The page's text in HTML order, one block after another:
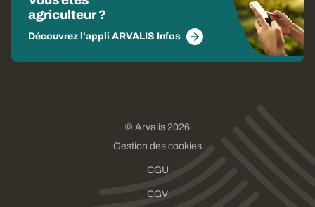
agriculteur ?
Découvrez l'appli ARVALIS Infos
© Arvalis 2026
Gestion des cookies
CGU
CGV